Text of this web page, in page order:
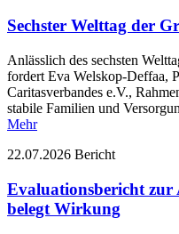
Sechster Welttag der
Anlässlich des sechsten
fordert Eva Welskop-Deffaa,
Caritasverbandes e.V.,
stabile Familien und
Mehr
22.07.2026 Bericht
Evaluationsbericht zur
belegt Wirkung